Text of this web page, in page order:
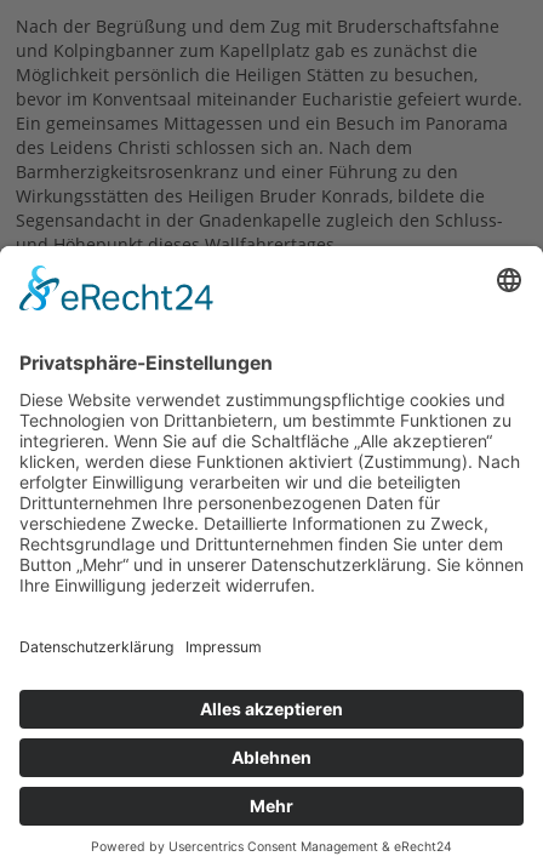
Nach der Begrüßung und dem Zug mit Bruderschaftsfahne
und Kolpingbanner zum Kapellplatz gab es zunächst die
Möglichkeit persönlich die Heiligen Stätten zu besuchen,
bevor im Konventsaal miteinander Eucharistie gefeiert wurde.
Ein gemeinsames Mittagessen und ein Besuch im Panorama
des Leidens Christi schlossen sich an. Nach dem
Barmherzigkeitsrosenkranz und einer Führung zu den
Wirkungsstätten des Heiligen Bruder Konrads, bildete die
Segensandacht in der Gnadenkapelle zugleich den Schluss-
und Höhepunkt dieses Wallfahrertages.
Text: Sabine Eltschkner; Bilder: Ernst Eltschkner
zurück
Links
Kolpingsfamilie Biberbach
© 2026 | Kolpingwerk Diözesanverband Augsburg
Datenschutzerklärung|Impressum